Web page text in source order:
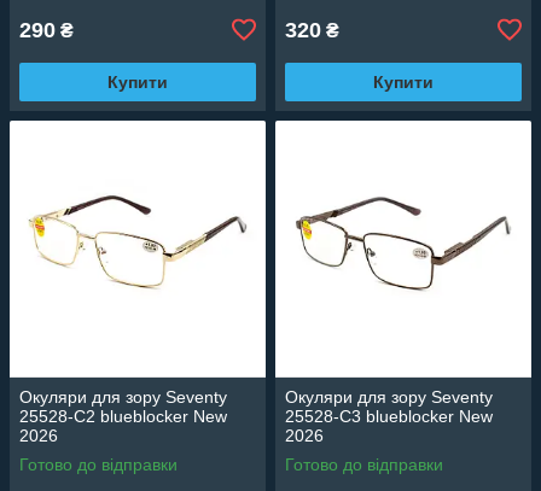
290 ₴
Купити
320 ₴
Купити
Окуляри для зору Seventy
25528-C2 blueblocker New
2026
Готово до відправки
Окуляри для зору Seventy
25528-C3 blueblocker New
2026
Готово до відправки